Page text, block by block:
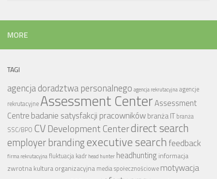
MORE
TAGI
agencja doradztwa personalnego agencja rekrutacyjnaagencje
rekrutacyjne Assessment CenterAssessment
Centre badanie satysfakcji pracownikówbranża IT branża
SSC/BPO CV Development Centerdirect search
employer brandingexecutive searchfeedback
firma rekrutacyjnafluktuacja kadr head hunter headhunting informacja
zwrotnakultura organizacyjna media społecznościowe motywacja